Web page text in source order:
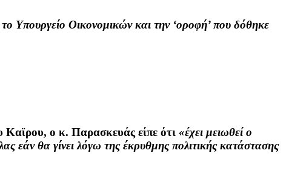
Υπουργείο Οικονομικών και την ‘οροφή’ που δόθηκε
Καϊρου, ο κ. Παρασκευάς είπε ότι «έχει μειωθεί ο
εάν θα γίνει λόγω της έκρυθμης πολιτικής κατάστασης